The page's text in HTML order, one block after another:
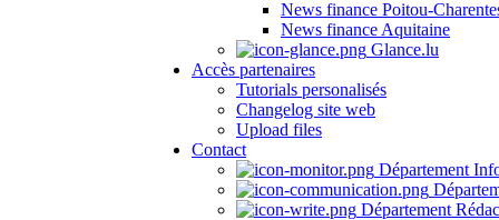
News finance Poitou-
News finance Aquitaine
Glance.lu
Accès partenaires
Tutorials personalisés
Changelog site web
Upload files
Contact
Département
Département